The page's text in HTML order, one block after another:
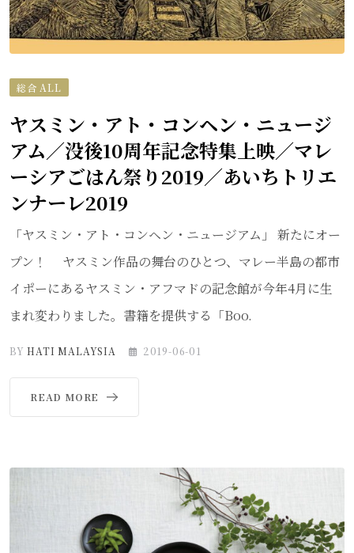
総合 ALL
ヤスミン・アト・コンヘン・ニュージ
アム／没後10周年記念特集上映／マレ
ーシアごはん祭り2019／あいちトリエ
ンナーレ2019
「ヤスミン・アト・コンヘン・ニュージアム」 新たにオー
プン！ ヤスミン作品の舞台のひとつ、マレー半島の都市
イポーにあるヤスミン・アフマドの記念館が今年4月に生
まれ変わりました。書籍を提供する「Boo.
BYHATI MALAYSIA 2019-06-01
READ MORE